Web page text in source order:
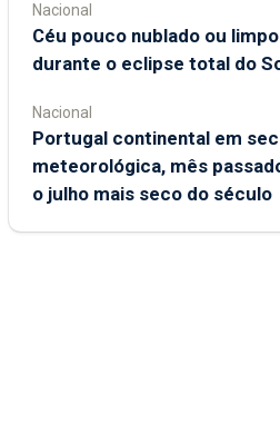
Nacional
Céu pouco nublado ou limpo
durante o eclipse total do
Nacional
Portugal continental em
meteorológica, mês
o julho mais seco do século